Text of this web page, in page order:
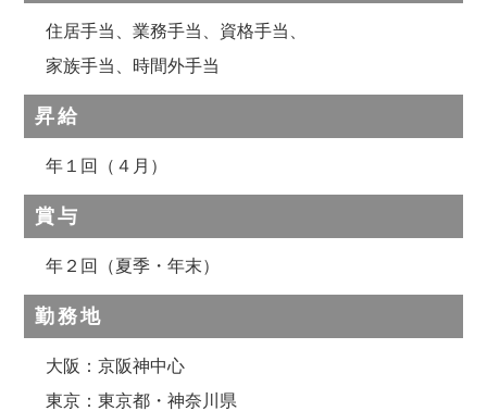
住居手当、業務手当、資格手当、
家族手当、時間外手当
昇給
年１回（４月）
賞与
年２回（夏季・年末）
勤務地
大阪：京阪神中心
東京：東京都・神奈川県